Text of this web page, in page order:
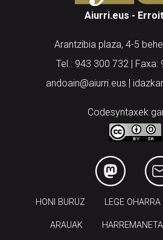
Aiurri.eus -
Arantzibia plaza, 4-5
Tel.: 943 300 732 | Faxa:
andoain@aiurri.eus |
Codesyntaxek
HONI BURUZ LEGE OHARRA
ARAUAK